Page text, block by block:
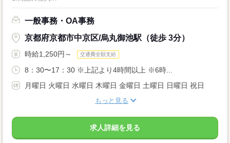
一般事務・OA事務
京都府京都市中京区/烏丸御池駅（徒歩 3分）
時給1,250円～ 交通費全額支給
8：30〜17：30 ※上記より4時間以上 ※6時...
月曜日 火曜日 水曜日 木曜日 金曜日 土曜日 日曜日 祝日
もっと見る
求人詳細を見る